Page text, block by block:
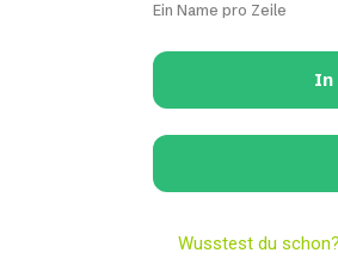
Ein Name pro Zeile
In
Wusstest du schon?